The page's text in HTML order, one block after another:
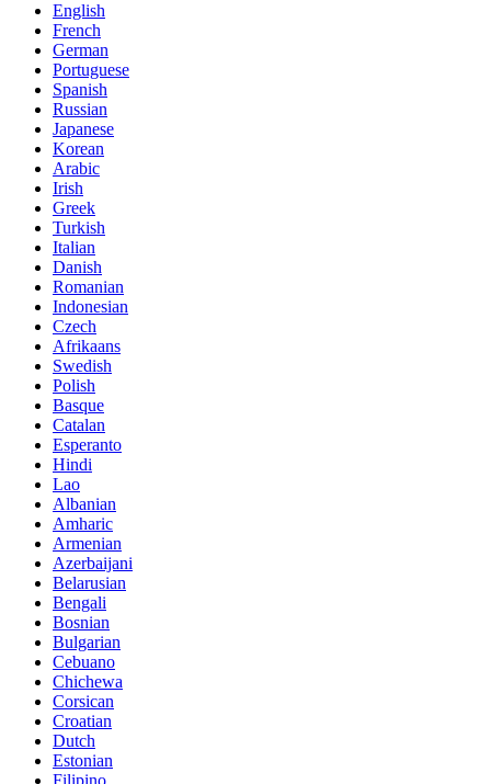
English
French
German
Portuguese
Spanish
Russian
Japanese
Korean
Arabic
Irish
Greek
Turkish
Italian
Danish
Romanian
Indonesian
Czech
Afrikaans
Swedish
Polish
Basque
Catalan
Esperanto
Hindi
Lao
Albanian
Amharic
Armenian
Azerbaijani
Belarusian
Bengali
Bosnian
Bulgarian
Cebuano
Chichewa
Corsican
Croatian
Dutch
Estonian